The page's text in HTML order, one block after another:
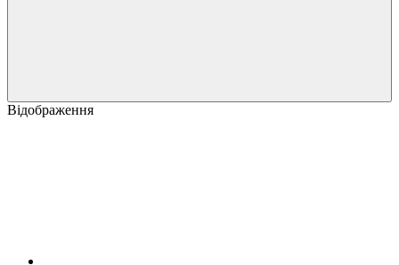
Відображення